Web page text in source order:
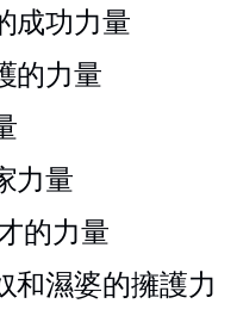
成功力量
的力量
力量
的力量
和濕婆的擁護力